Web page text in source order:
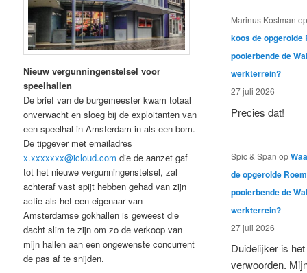
Nieuw vergunningenstelsel voor
speelhallen
De brief van de burgemeester kwam totaal
onverwacht en sloeg bij de exploitanten van
een speelhal in Amsterdam in als een bom.
De tipgever met emailadres
x.xxxxxxx@icloud.com die de aanzet gaf
tot het nieuwe vergunningenstelsel, zal
achteraf vast spijt hebben gehad van zijn
actie als het een eigenaar van
Amsterdamse gokhallen is geweest die
dacht slim te zijn om zo de verkoop van
mijn hallen aan een ongewenste concurrent
de pas af te snijden.
Marinus Kostman
koos de opgerolde
pooierbende de
werkterrein?
27 juli 2026
Precies dat!
Spic & Span op
de opgerolde
pooierbende de
werkterrein?
27 juli 2026
Duidelijker is
verwoorden.